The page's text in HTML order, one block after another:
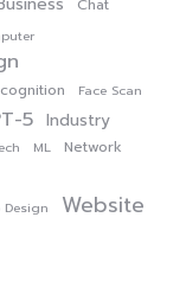
Face Scan
5 Industry
ML Network
Design Website